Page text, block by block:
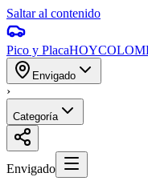
Saltar al contenido
Pico y PlacaHOY
Envigado
›
Categoría
Envigado